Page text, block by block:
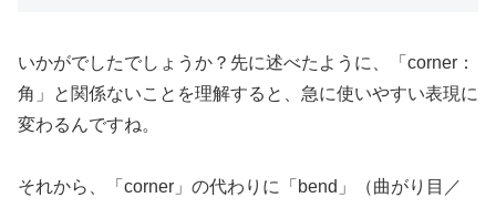
いかがでしたでしょうか？先に述べたように、「corner：
角」と関係ないことを理解すると、急に使いやすい表現に
変わるんですね。
それから、「corner」の代わりに「bend」（曲がり目／